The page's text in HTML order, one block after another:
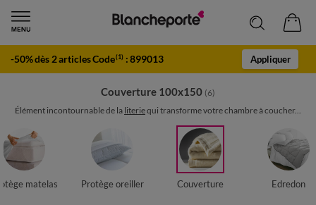
-50% dès 2 articles Code(1) :899013 Appliquer
Couverture 100x150 (6)
Élément incontournable de la literiequi transforme votre chambre à coucher...
matelas Protège oreiller Couverture Edredon